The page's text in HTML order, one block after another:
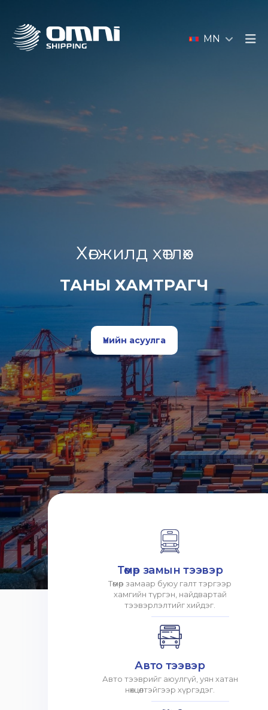
MN
Хөгжилд хөтлөх
ТАНЫ ХАМТРАГЧ
Үнийн асуулга
Төмөр замын тээвэр
Төмөр замаар буюу галт тэргээр
хамгийн түргэн, найдвартай
тээвэрлэлтийг хийдэг.
Авто тээвэр
Авто тээврийг аюулгүй, уян хатан
нөхцөлтэйгээр хүргэдэг.